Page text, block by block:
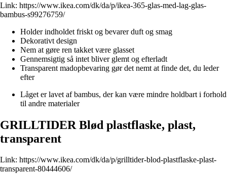
Link: https://www.ikea.com/dk/da/p/ikea-365-glas-med-lag-glas-
bambus-s99276759/
Holder indholdet friskt og bevarer duft og smag
Dekorativt design
Nem at gøre ren takket være glasset
Gennemsigtig så intet bliver glemt og efterladt
Transparent madopbevaring gør det nemt at finde det, du leder
efter
Låget er lavet af bambus, der kan være mindre holdbart i forhold
til andre materialer
GRILLTIDER Blød plastflaske, plast,
transparent
Link: https://www.ikea.com/dk/da/p/grilltider-blod-plastflaske-plast-
transparent-80444606/